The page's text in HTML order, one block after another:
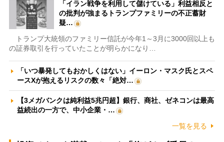
「イラン戦争を利用して儲けている」利益相反と
の批判が強まるトランプファミリーの不正蓄財
疑…
トランプ大統領のファミリー信託が今年1～3月に3000回以上も
の証券取引を行っていたことが明らかになり…
「いつ暴発してもおかしくはない」イーロン・マスク氏とスペ
ースXが抱えるリスクの数々「絶対…
【3メガバンクは純利益5兆円超】銀行、商社、ゼネコンは最高
益続出の一方で、中小企業・…
一覧を見る